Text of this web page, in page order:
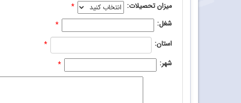
میزان تحصیلات:
*
شغل:
*
استان:
*
شهر:
*